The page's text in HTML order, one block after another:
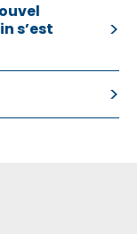
s’est